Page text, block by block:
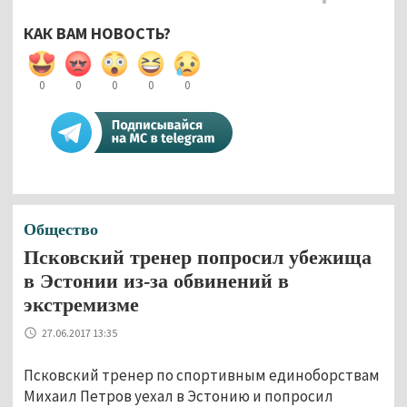
КАК ВАМ НОВОСТЬ?
0 0 0 0 0
Общество
Псковский тренер попросил убежища
в Эстонии из-за обвинений в
экстремизме
27.06.2017 13:35
Псковский тренер по спортивным единоборствам
Михаил Петров уехал в Эстонию и попросил